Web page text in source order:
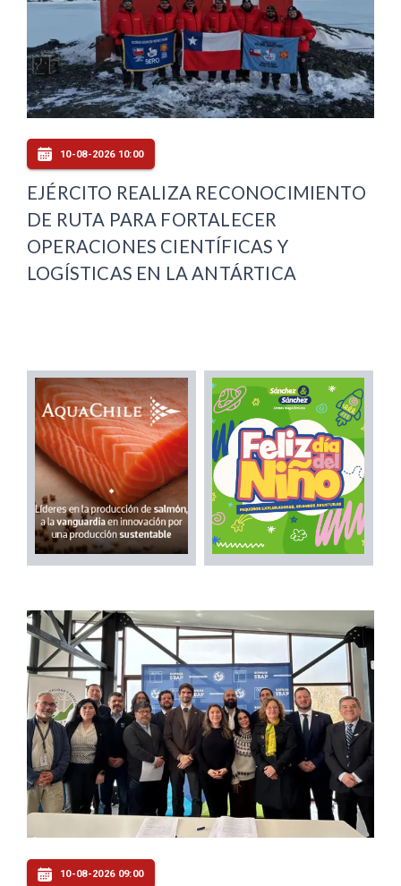
10-08-2026 10:00
EJÉRCITO REALIZA RECONOCIMIENTO
DE RUTA PARA FORTALECER
OPERACIONES CIENTÍFICAS Y
LOGÍSTICAS EN LA ANTÁRTICA
10-08-2026 09:00